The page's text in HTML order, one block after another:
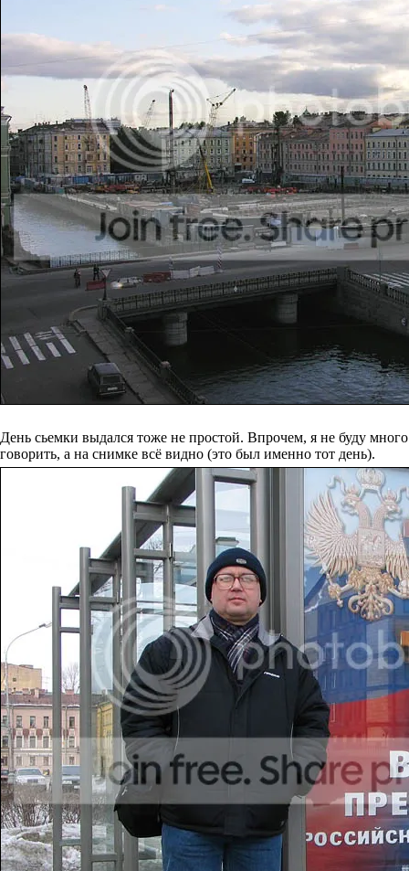
День сьемки выдался тоже не простой. Впрочем, я не буду много
говорить, а на снимке всё видно (это был именно тот день).